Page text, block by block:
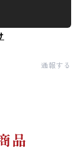
通報する
品